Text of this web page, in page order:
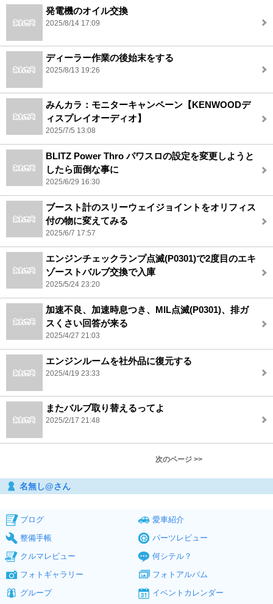
発電機のオイル交換
2025/8/14 17:09
ディーラー作業の後始末をする
2025/8/13 19:26
みんカラ：モニターキャンペーン【KENWOODデ
ィスプレイオーディオ】
2025/7/5 13:08
BLITZ Power Thro パワスロの設定を変更しようと
したら面倒な事に
2025/6/29 16:30
ブースト計のスリーウェイジョイントをオリフィス
付の物に変えてみる
2025/6/7 17:57
エンジンチェックランプ点滅(P0301)で2度目のエキ
ゾーストバルブ交換で入庫
2025/5/24 23:20
加速不良、加速時息つき、MIL点滅(P0301)、排ガ
スくさい回答が来る
2025/4/27 21:03
エンジンルームを社外品に復元する
2025/4/19 23:33
またバルブ取り替えるってよ
2025/2/17 21:48
次のページ >>
名無し@さん
ブログ
愛車紹介
整備手帳
パーツレビュー
クルマレビュー
何シテル？
フォトギャラリー
フォトアルバム
グループ
イベントカレンダー